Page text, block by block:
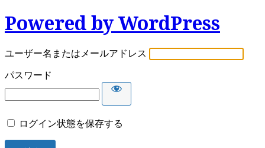
Powered by WordPress
ユーザー名またはメールアドレス
パスワード
ログイン状態を保存する